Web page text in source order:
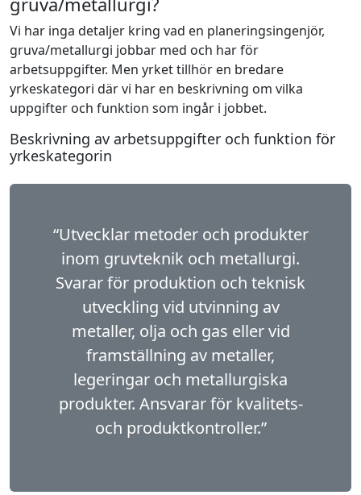
Vi har inga detaljer kring vad en planeringsingenjör,
gruva/metallurgi jobbar med och har för
arbetsuppgifter. Men yrket tillhör en bredare
yrkeskategori där vi har en beskrivning om vilka
uppgifter och funktion som ingår i jobbet.
Beskrivning av arbetsuppgifter och funktion för
yrkeskategorin
“Utvecklar metoder och produkter
inom gruvtek­nik och metallurgi.
Svarar för produktion och teknisk
utveckling vid utvinning av
metaller, olja och gas eller vid
framställning av metaller,
legeringar och metallurgiska
produkter. Ansvarar för kvalitets-
och produktkontroller.”